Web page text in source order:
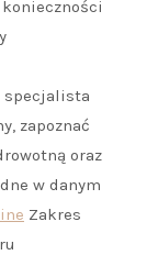
zapoznać
oraz
w danym
Zakres